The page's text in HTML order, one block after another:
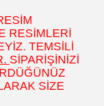
RESİMLERİ
TEMSİLİ
SİPARİŞİNİZİ
SİZE